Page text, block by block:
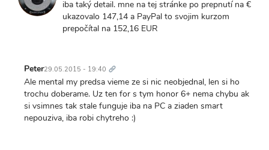
iba taký detail. mne na tej stránke po prepnutí na €
ukazovalo 147,14 a PayPal to svojim kurzom
prepočítal na 152,16 EUR
Peter29.05.2015 - 19:40 odkaz
Ale mental my predsa vieme ze si nic neobjednal, len si ho
trochu doberame. Uz ten for s tym honor 6+ nema chybu ak
si vsimnes tak stale funguje iba na PC a ziaden smart
nepouziva, iba robi chytreho :)